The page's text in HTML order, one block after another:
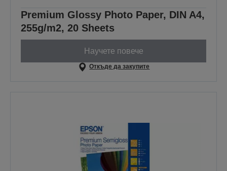
Premium Glossy Photo Paper, DIN A4,
255g/m2, 20 Sheets
Научете повече
Откъде да закупите